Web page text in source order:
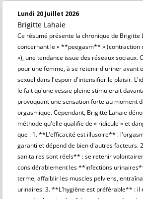
Lundi 20 Juillet 2026
Brigitte Lahaie
Ce résumé présente la chronique de Brigitte
concernant le « **peegasm** » (contraction
»), une tendance issue des réseaux sociaux.
pour une femme, à se retenir d'uriner avant
sexuel dans l'espoir d'intensifier le plaisir.
le fait qu'une vessie pleine stimulerait
provoquant une sensation forte au moment
orgasmique. Cependant, Brigitte Lahaie
méthode qu'elle qualifie de « ridicule » et
que : 1. **L'efficacité est illusoire** :
garanti et dépend de bien d'autres facteurs.
sanitaires sont réels** : se retenir
considérablement les **infections
terme, affaiblir les muscles pelviens,
urinaires. 3. **L'hygiène est préférable** : il